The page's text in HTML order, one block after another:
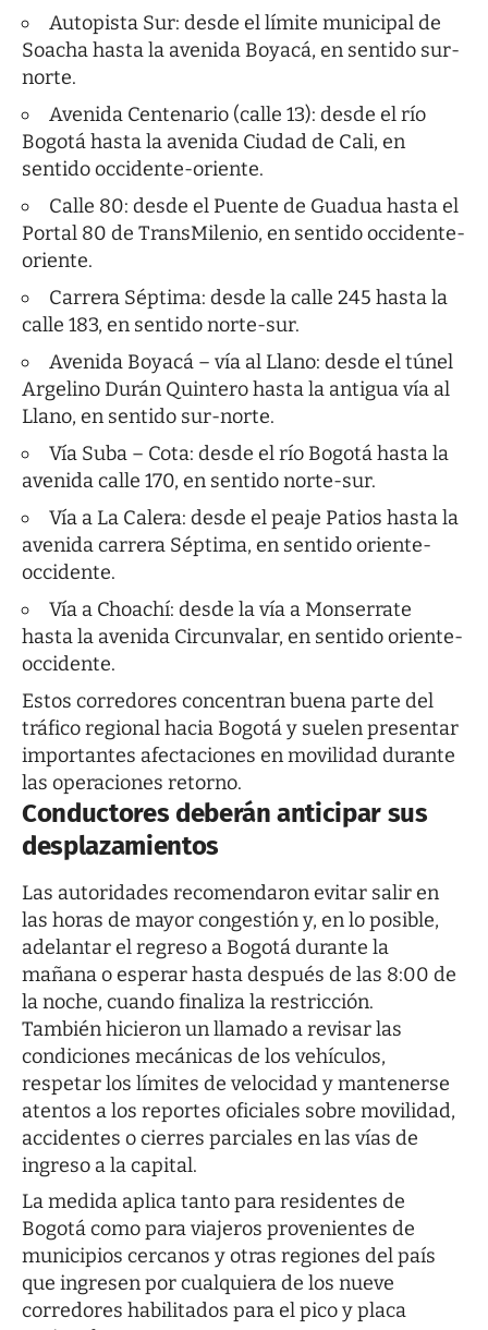
Autopista Sur: desde el límite municipal de
Soacha hasta la avenida Boyacá, en sentido sur-
norte.
Avenida Centenario (calle 13): desde el río
Bogotá hasta la avenida Ciudad de Cali, en
sentido occidente-oriente.
Calle 80: desde el Puente de Guadua hasta el
Portal 80 de TransMilenio, en sentido occidente-
oriente.
Carrera Séptima: desde la calle 245 hasta la
calle 183, en sentido norte-sur.
Avenida Boyacá – vía al Llano: desde el túnel
Argelino Durán Quintero hasta la antigua vía al
Llano, en sentido sur-norte.
Vía Suba – Cota: desde el río Bogotá hasta la
avenida calle 170, en sentido norte-sur.
Vía a La Calera: desde el peaje Patios hasta la
avenida carrera Séptima, en sentido oriente-
occidente.
Vía a Choachí: desde la vía a Monserrate
hasta la avenida Circunvalar, en sentido oriente-
occidente.
Estos corredores concentran buena parte del
tráfico regional hacia Bogotá y suelen presentar
importantes afectaciones en movilidad durante
las operaciones retorno.
Conductores deberán anticipar sus
desplazamientos
Las autoridades recomendaron evitar salir en
las horas de mayor congestión y, en lo posible,
adelantar el regreso a Bogotá durante la
mañana o esperar hasta después de las 8:00 de
la noche, cuando finaliza la restricción.
También hicieron un llamado a revisar las
condiciones mecánicas de los vehículos,
respetar los límites de velocidad y mantenerse
atentos a los reportes oficiales sobre movilidad,
accidentes o cierres parciales en las vías de
ingreso a la capital.
La medida aplica tanto para residentes de
Bogotá como para viajeros provenientes de
municipios cercanos y otras regiones del país
que ingresen por cualquiera de los nueve
corredores habilitados para el pico y placa